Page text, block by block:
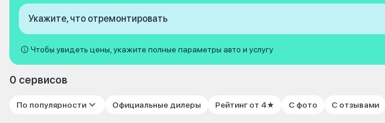
Укажите, что отремонтировать
Чтобы увидеть цены, укажите полные параметры авто и услугу
0 сервисов
По популярности Официальные дилеры Рейтинг от 4★ С фото С отзывами